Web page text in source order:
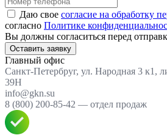
Даю свое согласие на обработку
согласно Политике
Вы должны согласиться перед
Оставить заявку
Главный офис
Санкт-Петербруг, ул. Народная 3 к1,
39Н
info@gkn.su
8 (800) 200-85-42 — отдел продаж